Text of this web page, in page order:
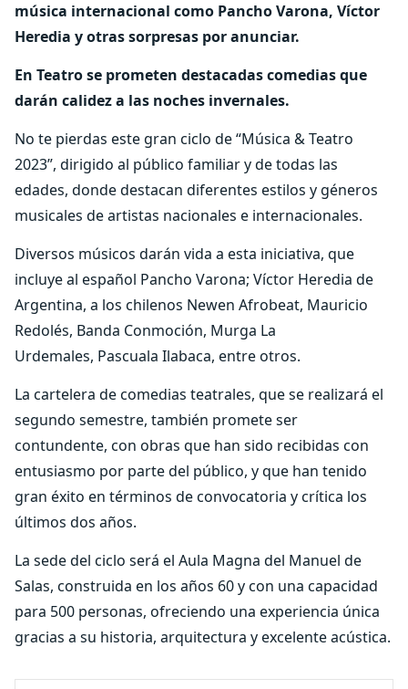
música internacional como Pancho Varona, Víctor
Heredia y otras sorpresas por anunciar.
En Teatro se prometen destacadas comedias que
darán calidez a las noches invernales.
No te pierdas este gran ciclo de “Música & Teatro
2023”, dirigido al público familiar y de todas las
edades, donde destacan diferentes estilos y géneros
musicales de artistas nacionales e internacionales.
Diversos músicos darán vida a esta iniciativa, que
incluye al español Pancho Varona; Víctor Heredia de
Argentina, a los chilenos Newen Afrobeat, Mauricio
Redolés, Banda Conmoción, Murga La
Urdemales, Pascuala Ilabaca, entre otros.
La cartelera de comedias teatrales, que se realizará el
segundo semestre, también promete ser
contundente, con obras que han sido recibidas con
entusiasmo por parte del público, y que han tenido
gran éxito en términos de convocatoria y crítica los
últimos dos años.
La sede del ciclo será el Aula Magna del Manuel de
Salas, construida en los años 60 y con una capacidad
para 500 personas, ofreciendo una experiencia única
gracias a su historia, arquitectura y excelente acústica.